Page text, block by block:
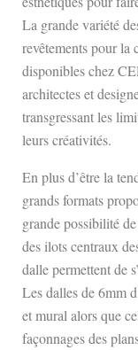
La grande variété
revêtements pour la
disponibles chez
architectes et
transgressant les
leurs créativités.
En plus d’être la
grands formats
grande possibilité
des ilots centraux
dalle permettent de
Les dalles de 6mm
et mural alors que
façonnages des